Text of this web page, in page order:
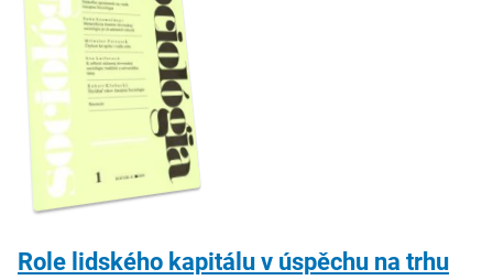
Role lidského kapitálu v úspěchu na trhu